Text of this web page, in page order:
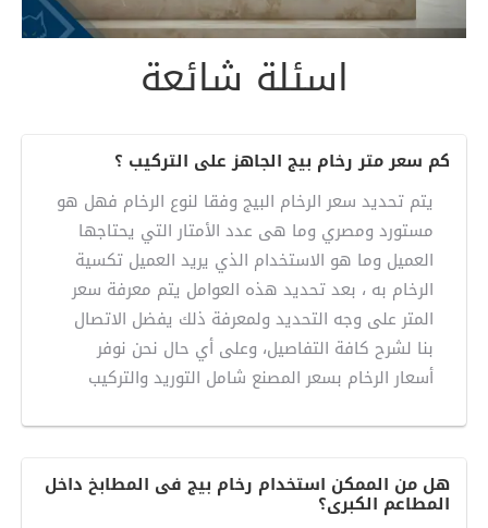
اسئلة شائعة
كم سعر متر رخام بيج الجاهز على التركيب ؟
يتم تحديد سعر الرخام البيج وفقا لنوع الرخام فهل هو
مستورد ومصري وما هى عدد الأمتار التي يحتاجها
العميل وما هو الاستخدام الذي يريد العميل تكسية
الرخام به ، بعد تحديد هذه العوامل يتم معرفة سعر
المتر على وجه التحديد ولمعرفة ذلك يفضل الاتصال
بنا لشرح كافة التفاصيل، وعلى أي حال نحن نوفر
أسعار الرخام بسعر المصنع شامل التوريد والتركيب
هل من الممكن استخدام رخام بيج فى المطابخ داخل
المطاعم الكبرى؟